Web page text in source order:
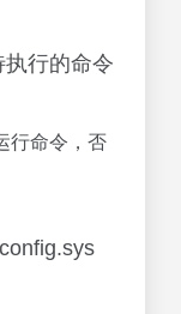
行的命令
行命令，否